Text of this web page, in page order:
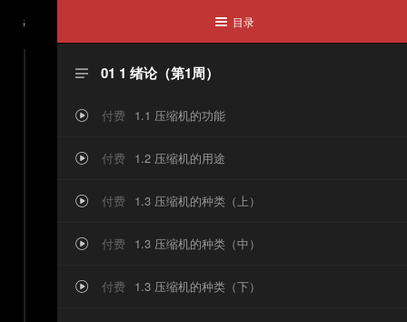
1986
 目录
 01 1 绪论（第1周）
 付费 1.1 压缩机的功能
 付费 1.2 压缩机的用途
 付费 1.3 压缩机的种类（上）
 付费 1.3 压缩机的种类（中）
 付费 1.3 压缩机的种类（下）